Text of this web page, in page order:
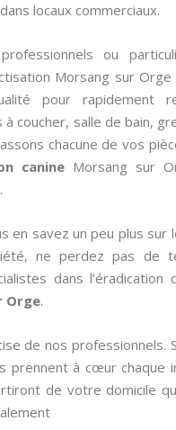
locaux commerciaux.
ou
Morsang sur
pour rapidement
coucher, salle de bain,
chacune de vos
canine Morsang sur
en savez un peu plus sur
ne perdez pas de
dans l’éradication
Orge.
de nos professionnels.
prennent à cœur chaque
de votre domicile